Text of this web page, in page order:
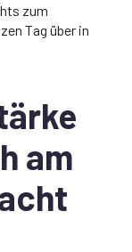
zum
Tag über in
am